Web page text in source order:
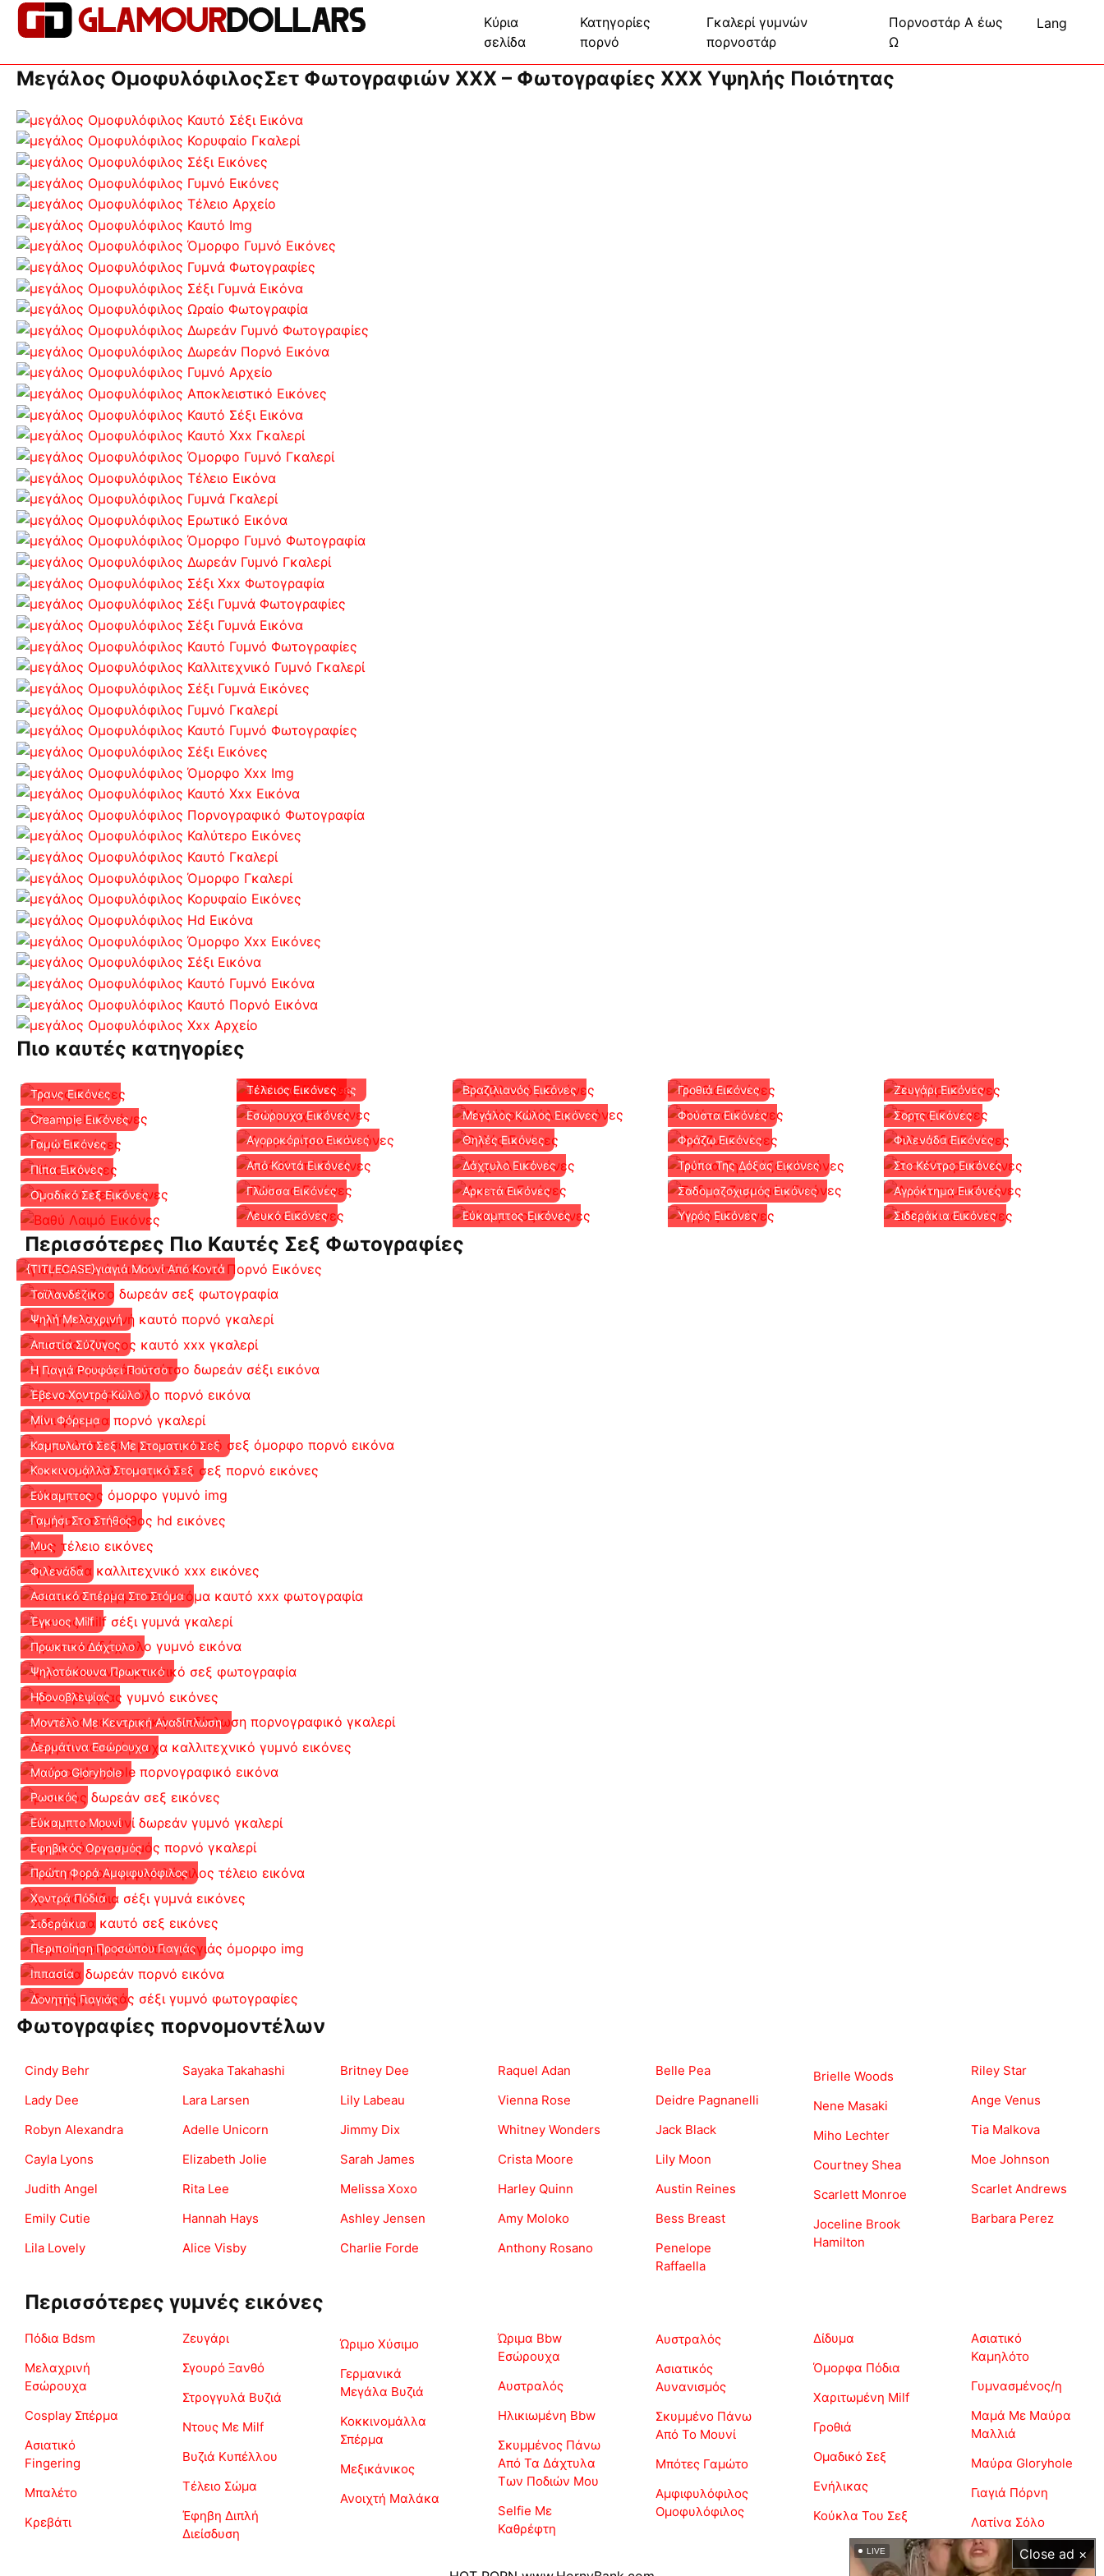
LIVE Close ad ×
Κύρια
σελίδα
Κατηγορίες
πορνό
Γκαλερί γυμνών
πορνοστάρ
Πορνοστάρ Α έως
Ω
Lang
Μεγάλος ΟμοφυλόφιλοςΣετ Φωτογραφιών XXX – Φωτογραφίες XXX Υψηλής Ποιότητας
Πιο καυτές κατηγορίες
Τρανς Εικόνες
Creampie Εικόνες
Γαμώ Εικόνες
Πίπα Εικόνες
Ομαδικό Σεξ Εικόνες
Βαθύ Λαιμό Εικόνες
Τέλειος Εικόνες
Εσώρουχα Εικόνες
Αγοροκόριτσο Εικόνες
Από Κοντά Εικόνες
Γλώσσα Εικόνες
Λευκό Εικόνες
Βραζιλιανός Εικόνες
Μεγάλος Κώλος Εικόνες
Θηλές Εικόνες
Δάχτυλο Εικόνες
Αρκετά Εικόνες
Εύκαμπτος Εικόνες
Γροθιά Εικόνες
Φούστα Εικόνες
Φράζω Εικόνες
Τρύπα Της Δόξας Εικόνες
Σαδομαζοχισμός Εικόνες
Υγρός Εικόνες
Ζευγάρι Εικόνες
Σορτς Εικόνες
Φιλενάδα Εικόνες
Στο Κέντρο Εικόνες
Αγρόκτημα Εικόνες
Σιδεράκια Εικόνες
Περισσότερες Πιο Καυτές Σεξ Φωτογραφίες
{TITLECASE}γιαγιά Μουνί Από Κοντά
Ταϊλανδέζικο
Ψηλή Μελαχρινή
Απιστία Σύζυγος
Η Γιαγιά Ρουφάει Πούτσο
Έβενο Χοντρό Κώλο
Μίνι Φόρεμα
Καμπυλωτό Σεξ Με Στοματικό Σεξ
Κοκκινομάλλα Στοματικό Σεξ
Εύκαμπτος
Γαμήσι Στο Στήθος
Μυς
Φιλενάδα
Ασιατικό Σπέρμα Στο Στόμα
Έγκυος Milf
Πρωκτικό Δάχτυλο
Ψηλοτάκουνα Πρωκτικό
Ηδονοβλεψίας
Μοντέλο Με Κεντρική Αναδίπλωση
Δερμάτινα Εσώρουχα
Μαύρα Gloryhole
Ρωσικός
Εύκαμπτο Μουνί
Εφηβικός Οργασμός
Πρώτη Φορά Αμφιφυλόφιλος
Χοντρά Πόδια
Σιδεράκια
Περιποίηση Προσώπου Γιαγιάς
Ιππασία
Δονητής Γιαγιάς
Φωτογραφίες πορνομοντέλων
Cindy Behr
Lady Dee
Robyn Alexandra
Cayla Lyons
Judith Angel
Emily Cutie
Lila Lovely
Sayaka Takahashi
Lara Larsen
Adelle Unicorn
Elizabeth Jolie
Rita Lee
Hannah Hays
Alice Visby
Britney Dee
Lily Labeau
Jimmy Dix
Sarah James
Melissa Xoxo
Ashley Jensen
Charlie Forde
Raquel Adan
Vienna Rose
Whitney Wonders
Crista Moore
Harley Quinn
Amy Moloko
Anthony Rosano
Belle Pea
Deidre Pagnanelli
Jack Black
Lily Moon
Austin Reines
Bess Breast
Penelope
Raffaella
Brielle Woods
Nene Masaki
Miho Lechter
Courtney Shea
Scarlett Monroe
Joceline Brook
Hamilton
Riley Star
Ange Venus
Tia Malkova
Moe Johnson
Scarlet Andrews
Barbara Perez
Περισσότερες γυμνές εικόνες
Πόδια Bdsm
Μελαχρινή
Εσώρουχα
Cosplay Σπέρμα
Ασιατικό
Fingering
Μπαλέτο
Κρεβάτι
Ζευγάρι
Σγουρό Ξανθό
Στρογγυλά Βυζιά
Ντους Με Milf
Βυζιά Κυπέλλου
Τέλειο Σώμα
Έφηβη Διπλή
Διείσδυση
Ώριμο Χύσιμο
Γερμανικά
Μεγάλα Βυζιά
Κοκκινομάλλα
Σπέρμα
Μεξικάνικος
Ανοιχτή Μαλάκα
Ώριμα Bbw
Εσώρουχα
Αυστραλός
Ηλικιωμένη Bbw
Σκυμμένος Πάνω
Από Τα Δάχτυλα
Των Ποδιών Μου
Selfie Με
Καθρέφτη
Αυστραλός
Ασιατικός
Αυνανισμός
Σκυμμένο Πάνω
Από Το Μουνί
Μπότες Γαμώτο
Αμφιφυλόφιλος
Ομοφυλόφιλος
Δίδυμα
Όμορφα Πόδια
Χαριτωμένη Milf
Γροθιά
Ομαδικό Σεξ
Ενήλικας
Κούκλα Του Σεξ
Ασιατικό
Καμηλότο
Γυμνασμένος/η
Μαμά Με Μαύρα
Μαλλιά
Μαύρα Gloryhole
Γιαγιά Πόρνη
Λατίνα Σόλο